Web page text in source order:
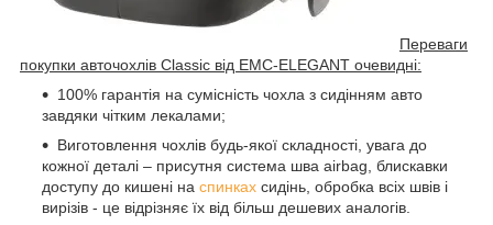
Переваги
покупки авточохлів Classic від EMC-ELEGANT очевидні:
100% гарантія на сумісність чохла з сидінням авто
завдяки чітким лекалами;
Виготовлення чохлів будь-якої складності, увага до
кожної деталі – присутня система шва airbag, блискавки
доступу до кишені на спинках сидінь, обробка всіх швів і
вирізів - це відрізняє їх від більш дешевих аналогів.